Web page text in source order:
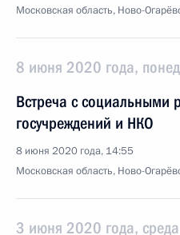
Московская область, Ново-
8 июня 2020 года,
Встреча с социальными
госучреждений и НКО
8 июня 2020 года, 14:55
Московская область, Ново-
3 июня 2020 года, среда